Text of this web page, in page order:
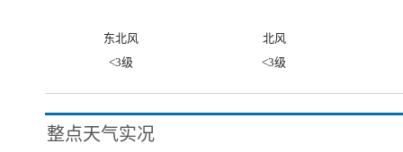
东北风
北风
<3级
<3级
整点天气实况